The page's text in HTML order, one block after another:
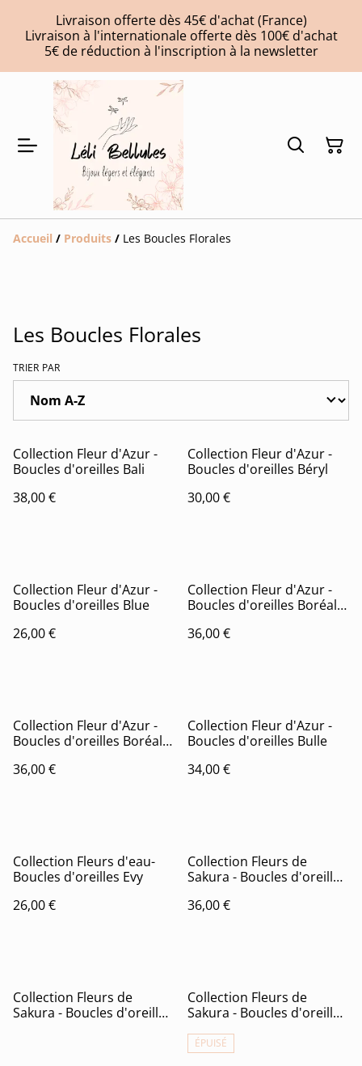
Livraison offerte dès 45€ d'achat (France)
Livraison à l'internationale offerte dès 100€ d'achat
5€ de réduction à l'inscription à la newsletter
Accueil / Produits / Les Boucles Florales
Les Boucles Florales
TRIER PAR
Collection Fleur d'Azur -
Boucles d'oreilles Bali
38,00 €
Collection Fleur d'Azur -
Boucles d'oreilles Béryl
30,00 €
Collection Fleur d'Azur -
Boucles d'oreilles Blue
26,00 €
Collection Fleur d'Azur -
Boucles d'oreilles Boréale
36,00 €
Collection Fleur d'Azur -
Boucles d'oreilles Boréale
36,00 €
Collection Fleur d'Azur -
Boucles d'oreilles Bulle
34,00 €
Collection Fleurs d'eau-
Boucles d'oreilles Evy
26,00 €
Collection Fleurs de
Sakura - Boucles d'oreilles
36,00 €
Collection Fleurs de
Sakura - Boucles d'oreilles
Collection Fleurs de
Sakura - Boucles d'oreilles
ÉPUISÉ